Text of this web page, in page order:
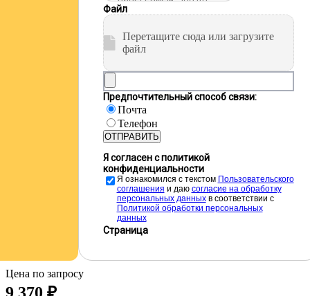
Файл
Перетащите сюда или загрузите
файл
Предпочтительный способ связи:
Почта
Телефон
ОТПРАВИТЬ
Я согласен с политикой
конфиденциальности
Я ознакомился с текстом Пользовательского
соглашения и даю cогласие на обработку
персональных данныхв соответствии с
Политикой обработки персональных
данных
Страница
Цена по запросу